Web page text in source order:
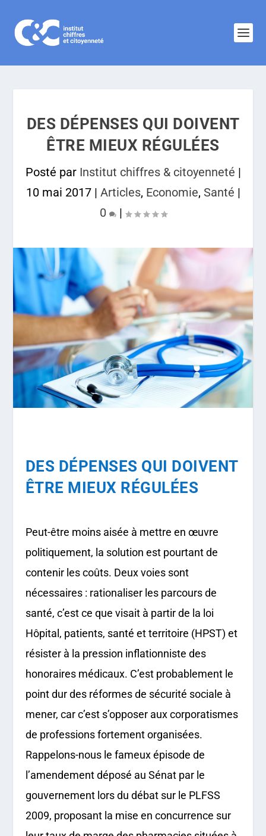
DES DÉPENSES QUI DOIVENT
ÊTRE MIEUX RÉGULÉES
Posté par Institut chiffres & citoyenneté |
10 mai 2017 | Articles, Economie, Santé |
0
|
DES DÉPENSES QUI DOIVENT
ÊTRE MIEUX RÉGULÉES
Peut-être moins aisée à mettre en œuvre
politiquement, la solution est pourtant de
contenir les coûts. Deux voies sont
nécessaires : rationaliser les parcours de
santé, c’est ce que visait à partir de la loi
Hôpital, patients, santé et territoire (HPST) et
résister à la pression inflationniste des
honoraires médicaux. C’est probablement le
point dur des réformes de sécurité sociale à
mener, car c’est s’opposer aux corporatismes
de professions fortement organisées.
Rappelons-nous le fameux épisode de
l’amendement déposé au Sénat par le
gouvernement lors du débat sur le PLFSS
2009, proposant la mise en concurrence sur